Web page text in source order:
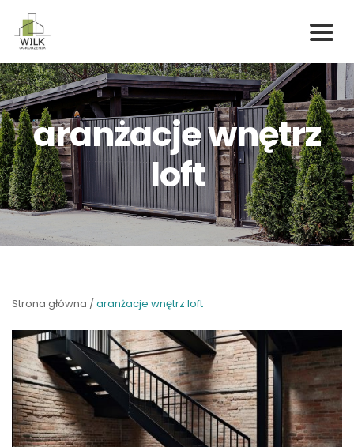
content
aranżacje wnętrz
loft
Strona główna /aranżacje wnętrz loft